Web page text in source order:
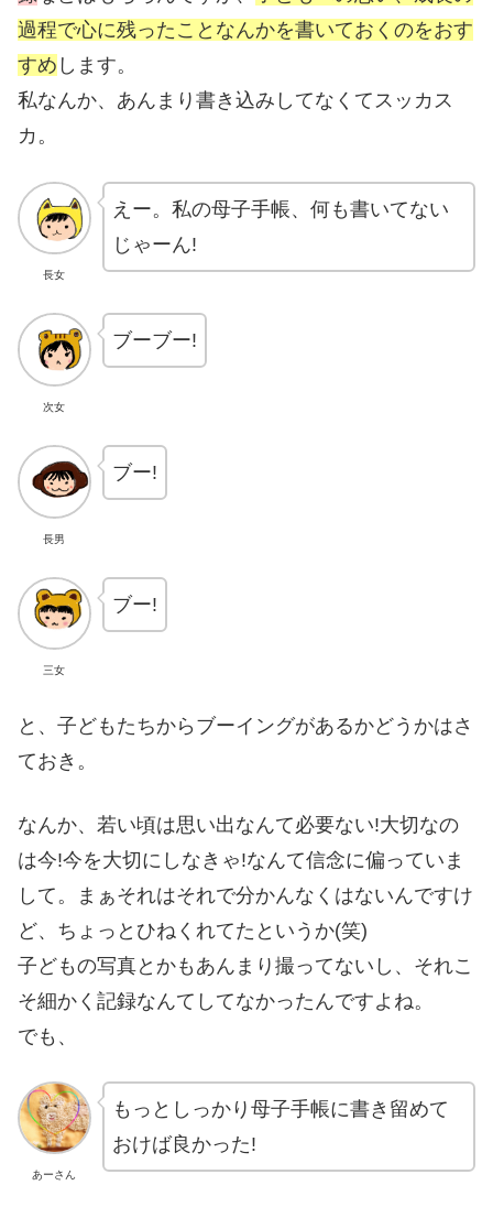
過程で心に残ったことなんかを書いておくのをおす
すめ します。
私なんか、あんまり書き込みしてなくてスッカス
カ。
長女
えー。私の母子手帳、何も書いてない
じゃーん!
次女
ブーブー!
長男
ブー!
三女
ブー!
と、子どもたちからブーイングがあるかどうかはさ
ておき。
なんか、若い頃は思い出なんて必要ない!大切なの
は今!今を大切にしなきゃ!なんて信念に偏っていま
して。まぁそれはそれで分かんなくはないんですけ
ど、ちょっとひねくれてたというか(笑)
子どもの写真とかもあんまり撮ってないし、それこ
そ細かく記録なんてしてなかったんですよね。
でも、
あーさん
もっとしっかり母子手帳に書き留めて
おけば良かった!